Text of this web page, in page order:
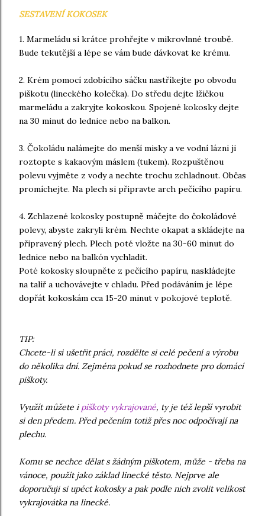
SESTAVENÍ KOKOSEK
1. Marmeládu si krátce prohřejte v mikrovlnné troubě.
Bude tekutější a lépe se vám bude dávkovat ke krému.
2. Krém pomocí zdobícího sáčku nastříkejte po obvodu
piškotu (lineckého kolečka). Do středu dejte lžičkou
marmeládu a zakryjte kokoskou. Spojené kokosky dejte
na 30 minut do lednice nebo na balkon.
3. Čokoládu nalámejte do menší misky a ve vodní lázni ji
roztopte s kakaovým máslem (tukem). Rozpuštěnou
polevu vyjměte z vody a nechte trochu zchladnout. Občas
promíchejte. Na plech si připravte arch pečícího papíru.
4. Zchlazené kokosky postupně máčejte do čokoládové
polevy, abyste zakryli krém. Nechte okapat a skládejte na
připravený plech. Plech poté vložte na 30-60 minut do
lednice nebo na balkón vychladit.
Poté kokosky sloupněte z pečícího papíru, naskládejte
na talíř a uchovávejte v chladu. Před podáváním je lépe
dopřát kokoskám cca 15-20 minut v pokojové teplotě.
TIP:
Chcete-li si ušetřit práci, rozdělte si celé pečení a výrobu
do několika dní. Zejména pokud se rozhodnete pro domácí
piškoty.
Využít můžete i piškoty vykrajované, ty je též lepší vyrobit
si den předem. Před pečením totiž přes noc odpočívají na
plechu.
Komu se nechce dělat s žádným piškotem, může - třeba na
vánoce, použít jako základ linecké těsto. Nejprve ale
doporučuji si upéct kokosky a pak podle nich zvolit velikost
vykrajovátka na linecké.